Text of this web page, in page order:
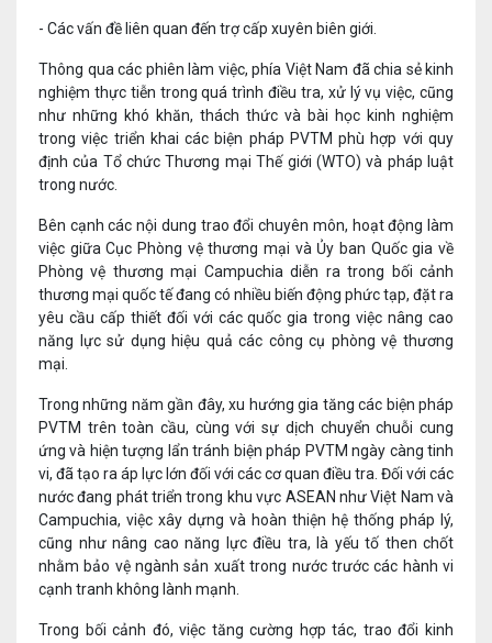
- Các vấn đề liên quan đến trợ cấp xuyên biên giới.
Thông qua các phiên làm việc, phía Việt Nam đã chia sẻ kinh
nghiệm thực tiễn trong quá trình điều tra, xử lý vụ việc, cũng
như những khó khăn, thách thức và bài học kinh nghiệm
trong việc triển khai các biện pháp PVTM phù hợp với quy
định của Tổ chức Thương mại Thế giới (WTO) và pháp luật
trong nước.
Bên cạnh các nội dung trao đổi chuyên môn, hoạt động làm
việc giữa Cục Phòng vệ thương mại và Ủy ban Quốc gia về
Phòng vệ thương mại Campuchia diễn ra trong bối cảnh
thương mại quốc tế đang có nhiều biến động phức tạp, đặt ra
yêu cầu cấp thiết đối với các quốc gia trong việc nâng cao
năng lực sử dụng hiệu quả các công cụ phòng vệ thương
mại.
Trong những năm gần đây, xu hướng gia tăng các biện pháp
PVTM trên toàn cầu, cùng với sự dịch chuyển chuỗi cung
ứng và hiện tượng lẩn tránh biện pháp PVTM ngày càng tinh
vi, đã tạo ra áp lực lớn đối với các cơ quan điều tra. Đối với các
nước đang phát triển trong khu vực ASEAN như Việt Nam và
Campuchia, việc xây dựng và hoàn thiện hệ thống pháp lý,
cũng như nâng cao năng lực điều tra, là yếu tố then chốt
nhằm bảo vệ ngành sản xuất trong nước trước các hành vi
cạnh tranh không lành mạnh.
Trong bối cảnh đó, việc tăng cường hợp tác, trao đổi kinh